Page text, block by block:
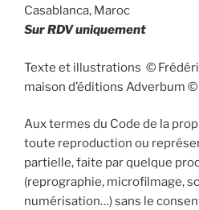
Casablanca, Maroc
Sur RDV uniquement
Texte et illustrations ©
maison d’éditions Adverbum ©
Aux termes du Code de la
toute reproduction ou
partielle, faite par quelque
(reprographie, microfilmage,
numérisation…) sans le